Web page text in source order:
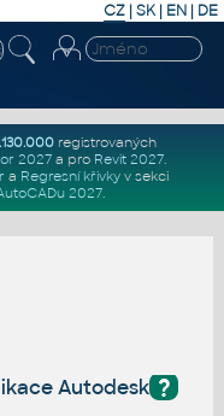
CZ | SK| EN | DE
registrovaných
2027a pro Revit 2027.
a Regresní křivkyv sekci
2027.
?
Autodesk